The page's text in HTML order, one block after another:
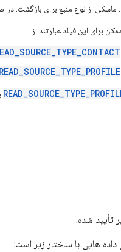
ماسکی از نوع منبع برای بازگشت.
برای این فیلد عبارتند از:
READ_SOURCE_TYPE_PROFILE
تأیید شده.
هایی با ساختار زیر است: